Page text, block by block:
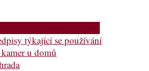
týkající se používání
u domů